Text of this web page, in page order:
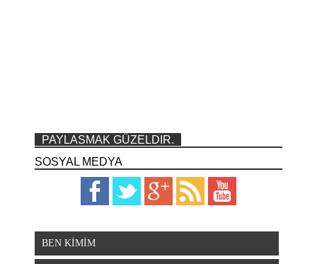
PAYLASMAK GÜZELDIR.
SOSYAL MEDYA
BEN KİMİM